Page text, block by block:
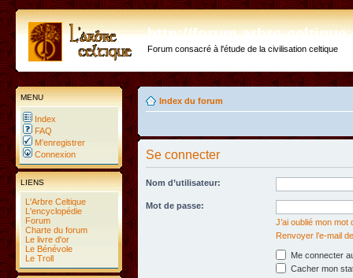
http://forum.arbre-
Forum consacré à l'étude de la civilisation celtique
MENU
Index
FAQ
M’enregistrer
Connexion
LIENS
L'Arbre Celtique
L'encyclopédie
Forum
Charte du forum
Le livre d'or
Le Bénévole
Le Troll
Index du forum
Se connecter
Nom d’utilisateur:
Mot de passe:
J’ai oublié mon mot
Renvoyer l’e-mail
Me connecter
Cacher mon